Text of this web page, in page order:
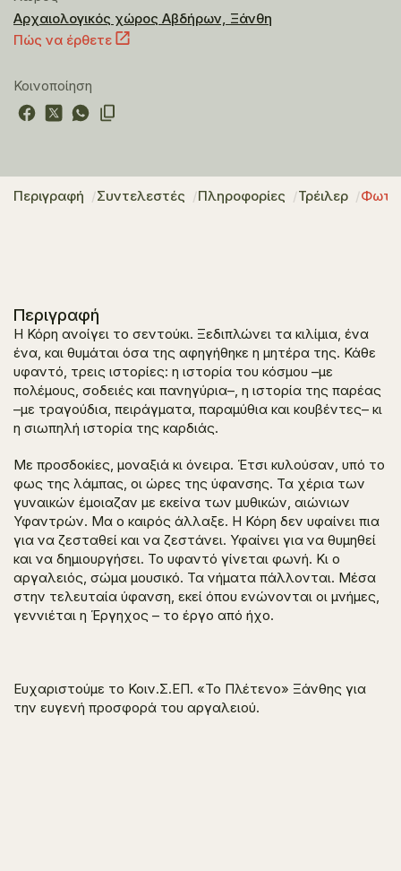
Αρχαιολογικός χώρος Αβδήρων, Ξάνθη
Πώς να έρθετε
Κοινοποίηση
Περιγραφή Συντελεστές Πληροφορίες Τρέιλερ
Περιγραφή
Η Κόρη ανοίγει το σεντούκι. Ξεδιπλώνει τα κιλίμια, ένα
ένα, και θυμάται όσα της αφηγήθηκε η μητέρα της. Κάθε
υφαντό, τρεις ιστορίες: η ιστορία του κόσμου –με
πολέμους, σοδειές και πανηγύρια–, η ιστορία της παρέας
–με τραγούδια, πειράγματα, παραμύθια και κουβέντες– κι
η σιωπηλή ιστορία της καρδιάς.
Με προσδοκίες, μοναξιά κι όνειρα. Έτσι κυλούσαν, υπό το
φως της λάμπας, οι ώρες της ύφανσης. Τα χέρια των
γυναικών έμοιαζαν με εκείνα των μυθικών, αιώνιων
Υφαντρών. Μα ο καιρός άλλαξε. Η Κόρη δεν υφαίνει πια
για να ζεσταθεί και να ζεστάνει. Υφαίνει για να θυμηθεί
και να δημιουργήσει. Το υφαντό γίνεται φωνή. Κι ο
αργαλειός, σώμα μουσικό. Τα νήματα πάλλονται. Μέσα
στην τελευταία ύφανση, εκεί όπου ενώνονται οι μνήμες,
γεννιέται η Έργηχος – το έργο από ήχο.
Ευχαριστούμε το Κοιν.Σ.ΕΠ. «Το Πλέτενο» Ξάνθης για
την ευγενή προσφορά του αργαλειού.